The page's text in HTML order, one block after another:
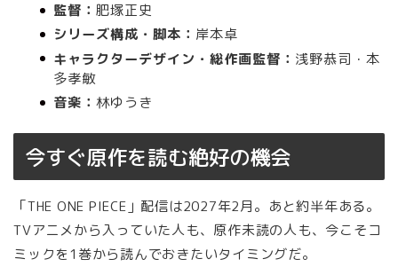
監督： 肥塚正史
シリーズ構成・脚本： 岸本卓
キャラクターデザイン・総作画監督： 浅野恭司・本
多孝敏
音楽： 林ゆうき
今すぐ原作を読む絶好の機会
「THE ONE PIECE」配信は2027年2月。あと約半年ある。
TVアニメから入っていた人も、原作未読の人も、今こそコ
ミックを1巻から読んでおきたいタイミングだ。